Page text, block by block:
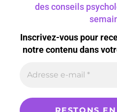
des conseils
Inscrivez-vous pour
notre contenu dans